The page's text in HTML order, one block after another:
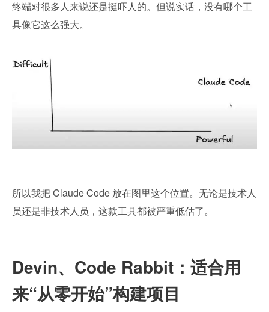
终端对很多人来说还是挺吓人的。但说实话，没有哪个工
具像它这么强大。
所以我把 Claude Code 放在图里这个位置。无论是技术人
员还是非技术人员，这款工具都被严重低估了。
Devin、Code Rabbit：适合用
来“从零开始”构建项目